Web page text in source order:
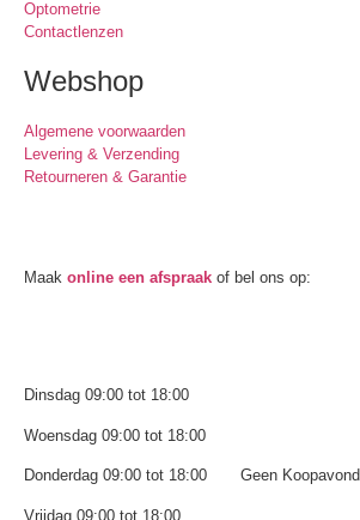
Optometrie
Contactlenzen
Webshop
Algemene voorwaarden
Levering & Verzending
Retourneren & Garantie
Maak online een afspraak of bel ons op:
Dinsdag 09:00 tot 18:00
Woensdag 09:00 tot 18:00
Donderdag 09:00 tot 18:00 Geen Koopavond
Vrijdag 09:00 tot 18:00